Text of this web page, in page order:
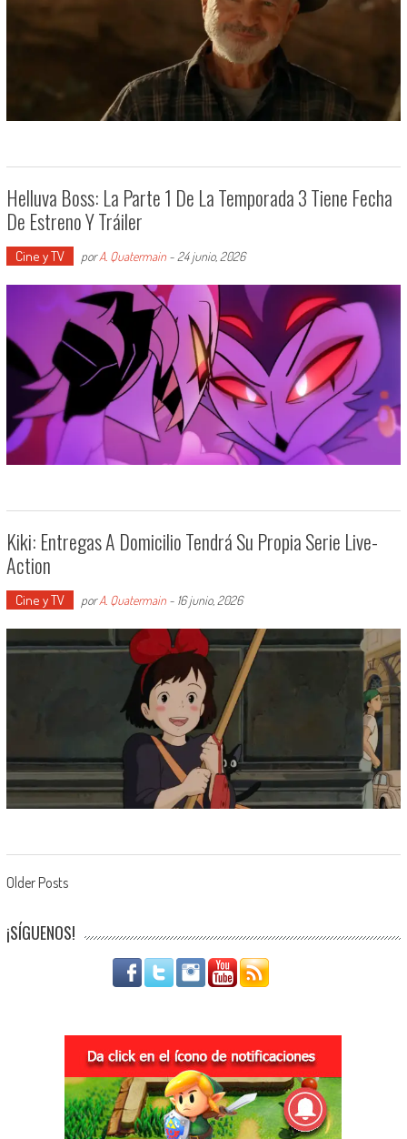
Helluva Boss: La Parte 1 De La Temporada 3 Tiene Fecha
De Estreno Y Tráiler
Cine y TV porA. Quatermain- 24 junio, 2026
Kiki: Entregas A Domicilio Tendrá Su Propia Serie Live-
Action
Cine y TV porA. Quatermain- 16 junio, 2026
Navegación de entradas
Older Posts
¡SÍGUENOS!